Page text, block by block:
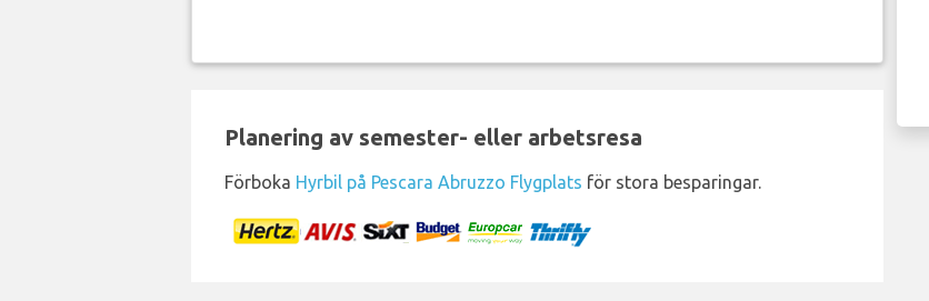
Planering av semester- eller arbetsresa
Förboka Hyrbil på Pescara Abruzzo Flygplats för stora besparingar.